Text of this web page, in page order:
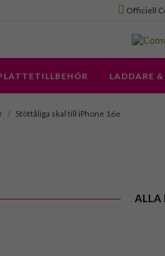
Officiell
LADDARE
/ Stöttåliga skal till iPhone 16e
ALLA